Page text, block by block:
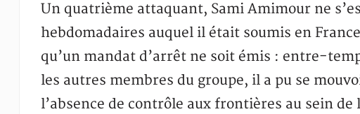
Un quatrième attaquant, Sami Amimour ne
hebdomadaires auquel il était soumis en
qu’un mandat d’arrêt ne soit émis : entre-
les autres membres du groupe, il a pu se
l’absence de contrôle aux frontières au sein de